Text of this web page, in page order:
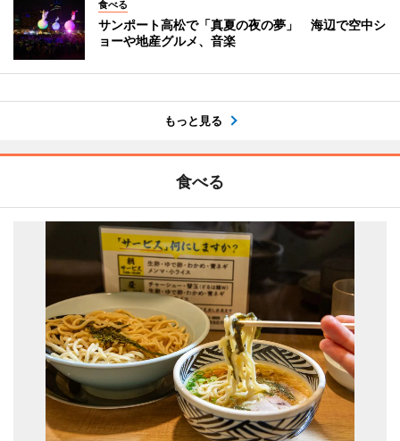
食べる
サンポート高松で「真夏の夜の夢」 海辺で空中シ
ョーや地産グルメ、音楽
もっと見る
食べる